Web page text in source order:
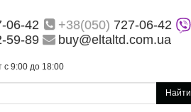
06-42 +38(050) 727-06-42
59-89 buy@eltaltd.com.ua
9:00 до 18:00
Найти